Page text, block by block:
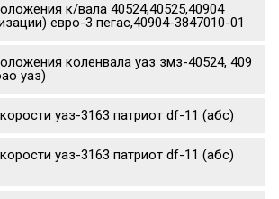
к/вала 40524,40525,40904
евро-3 пегас,40904-3847010-01
коленвала уаз змз-40524, 409
уаз)
уаз-3163 патриот df-11 (абс)
уаз-3163 патриот df-11 (абс)